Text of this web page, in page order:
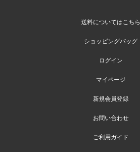
送料についてはこちら
ショッピングバッグ
ログイン
マイページ
新規会員登録
お問い合わせ
ご利用ガイド